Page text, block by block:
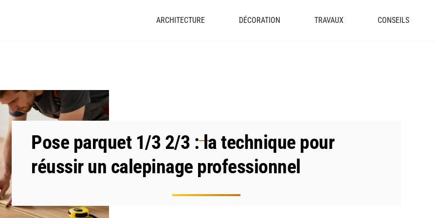
ARCHITECTURE DÉCORATION TRAVAUX CONSEILS
Pose parquet 1/3 2/3 : la technique pour
réussir un calepinage professionnel